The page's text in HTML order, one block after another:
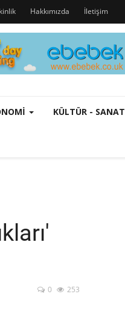
Hakkımızda İletişim
KÜLTÜR - SANAT
0 253